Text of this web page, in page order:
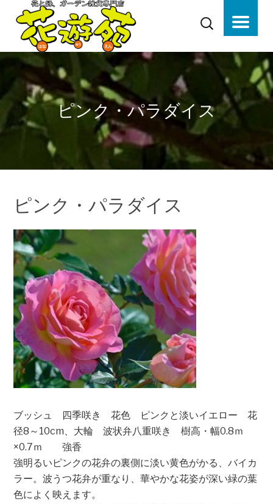
ピンク・パラダイス
ピンク・パラダイス
ブッシュ 四季咲き 花色 ピンクと淡いイエロー 花
径8～10cm、大輪 波状弁八重咲き 樹高・幅0.8ｍ
×0.7ｍ 強香
強明るいピンクの花弁の裏側に淡い黄色がかる、バイカ
ラー。波うつ花弁が重なり、華やかな花姿が深い緑の葉
色によく映えます。